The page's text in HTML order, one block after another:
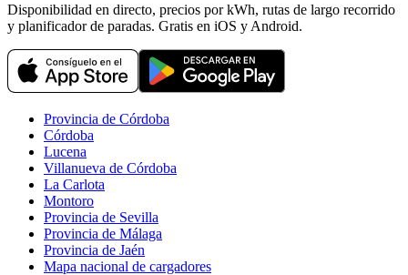
Disponibilidad en directo, precios por kWh, rutas de largo recorrido
y planificador de paradas. Gratis en iOS y Android.
Provincia de Córdoba
Córdoba
Lucena
Villanueva de Córdoba
La Carlota
Montoro
Provincia de Sevilla
Provincia de Málaga
Provincia de Jaén
Mapa nacional de cargadores